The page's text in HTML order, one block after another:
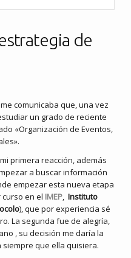
de
comunicaba que, una vez
un grado de reciente
«Organización de Eventos,
primera reacción, además
a buscar información
empezar esta nueva etapa
en el IMEP,Instituto
), que por experiencia sé
La segunda fue de alegría,
, su decisión me daría la
que ella quisiera.